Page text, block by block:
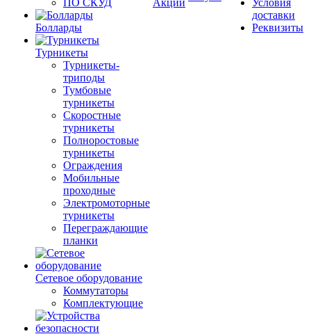
ПО СКУД
Болларды
Турникеты
Турникеты-
триподы
Тумбовые
турникеты
Скоростные
турникеты
Полноростовые
турникеты
Ограждения
Мобильные
проходные
Электромоторные
турникеты
Переграждающие
планки
Сетевое оборудование
Коммутаторы
Комплектующие
Акции
Условия
доставки
Реквизиты